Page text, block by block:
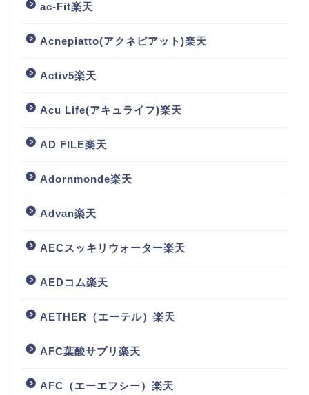
ac-Fit楽天
Acnepiatto(アクネピアット)楽天
Activ5楽天
Acu Life(アキュライフ)楽天
AD FILE楽天
Adornmonde楽天
Advan楽天
AECスッキリウォーター楽天
AEDコム楽天
AETHER（エーテル）楽天
AFC葉酸サプリ楽天
AFC（エーエフシー）楽天